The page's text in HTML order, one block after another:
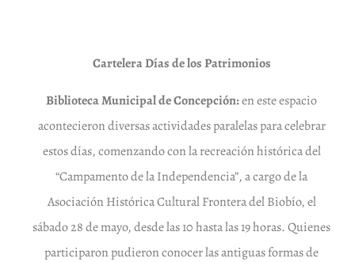
Cartelera Días de los Patrimonios
Biblioteca Municipal de Concepción:en este espacio
acontecieron diversas actividades paralelas para celebrar
estos días, comenzando con la recreación histórica del
“Campamento de la Independencia”, a cargo de la
Asociación Histórica Cultural Frontera del Biobío, el
sábado 28 de mayo, desde las 10 hasta las 19 horas. Quienes
participaron pudieron conocer las antiguas formas de